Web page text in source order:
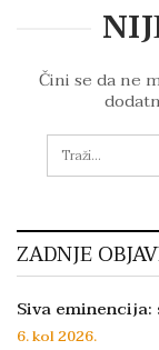
Čini se da ne
ZADNJE
Siva
6. kol 2026.